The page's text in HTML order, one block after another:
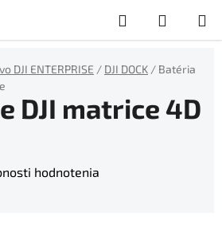
Hľadať
KOŠÍK
DJI ENTERPRISE / DJI DOCK / Batéria
DJI matrice 4D
hodnotenia